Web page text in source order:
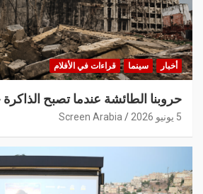
أخبار سينما قراءات في الأفلام
حروبنا الطائشة عندما تصبح
5 يونيو 2026 Screen Arabia